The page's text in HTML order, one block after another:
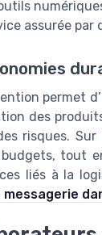
assurée
permet
des
risques.
tout
liés à la